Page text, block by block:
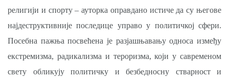
религији и спорту – ауторка оправдано истиче да су његове
најдеструктивније последице управо у политичкој сфери.
Посебна пажња посвећена је разјашњавању односа између
екстремизма, радикализма и тероризма, који у савременом
свету обликују политичку и безбедносну стварност и